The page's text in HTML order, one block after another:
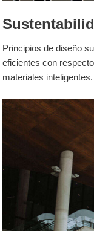
Principios de diseño
eficientes con
materiales inteligentes.